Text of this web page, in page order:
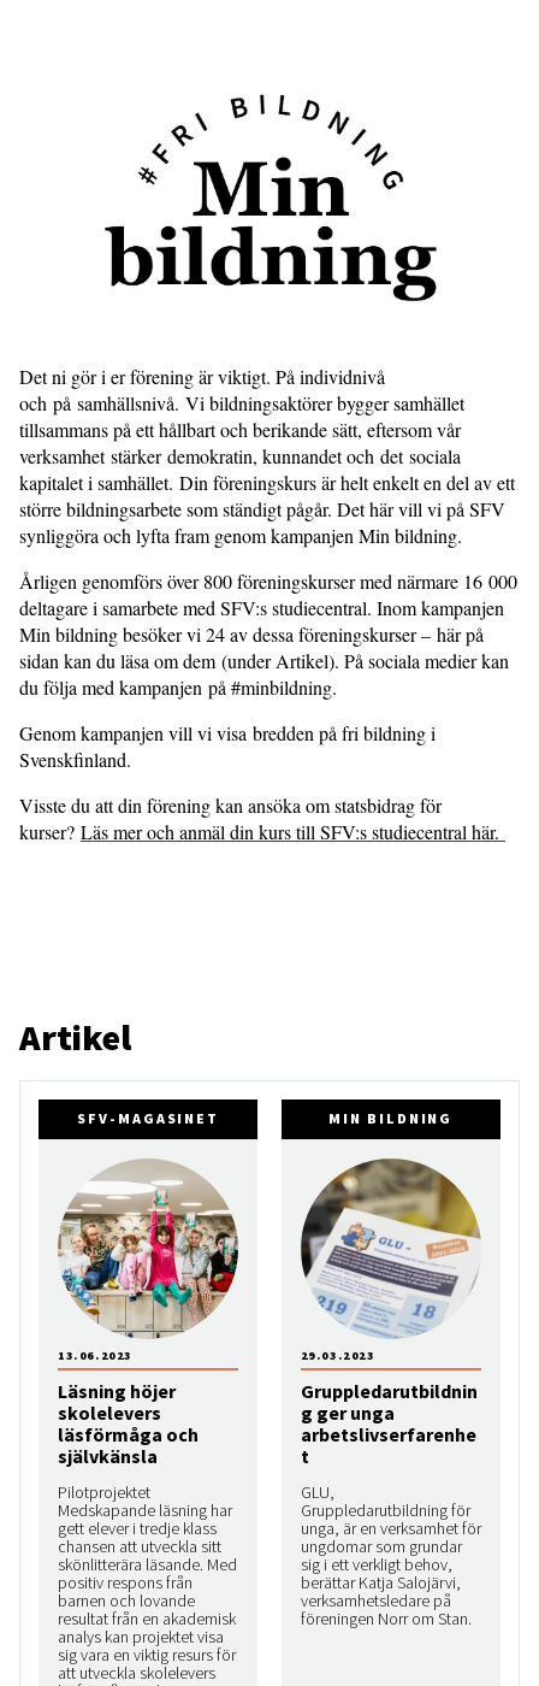
Det ni gör i er förening är viktigt. På individnivå
och på samhällsnivå. Vi bildningsaktörer bygger samhället
tillsammans på ett hållbart och berikande sätt, eftersom vår
verksamhet stärker demokratin, kunnandet och det sociala
kapitalet i samhället. Din föreningskurs är helt enkelt en del av ett
större bildningsarbete som ständigt pågår. Det här vill vi på SFV
synliggöra och lyfta fram genom kampanjen Min bildning.
Årligen genomförs över 800 föreningskurser med närmare 16 000
deltagare i samarbete med SFV:s studiecentral. Inom kampanjen
Min bildning besöker vi 24 av dessa föreningskurser – här på
sidan kan du läsa om dem (under Artikel). På sociala medier kan
du följa med kampanjen på #minbildning.
Genom kampanjen vill vi visa bredden på fri bildning i
Svenskfinland.
Visste du att din förening kan ansöka om statsbidrag för
kurser? Läs mer och anmäl din kurs till SFV:s studiecentral här.
Artikel
SFV-MAGASINET
Läsning höjer
skolelevers
läsförmåga och
självkänsla
Pilotprojektet
Medskapande läsning har
gett elever i tredje klass
chansen att utveckla sitt
skönlitterära läsande. Med
positiv respons från
barnen och lovande
resultat från en akademisk
analys kan projektet visa
sig vara en viktig resurs för
att utveckla skolelevers
13.06.2023
MIN BILDNING
Gruppledarutbildnin
g ger unga
arbetslivserfarenhe
t
GLU,
Gruppledarutbildning för
unga, är en verksamhet för
ungdomar som grundar
sig i ett verkligt behov,
berättar Katja Salojärvi,
verksamhetsledare på
föreningen Norr om Stan.
29.03.2023